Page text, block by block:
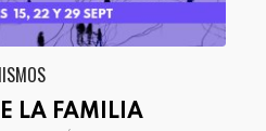
LA FAMILIA